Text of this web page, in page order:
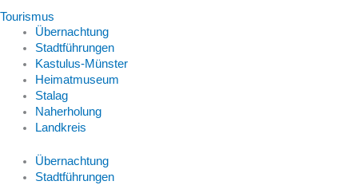
Tourismus
Übernachtung
Stadtführungen
Kastulus-Münster
Heimatmuseum
Stalag
Naherholung
Landkreis
Übernachtung
Stadtführungen